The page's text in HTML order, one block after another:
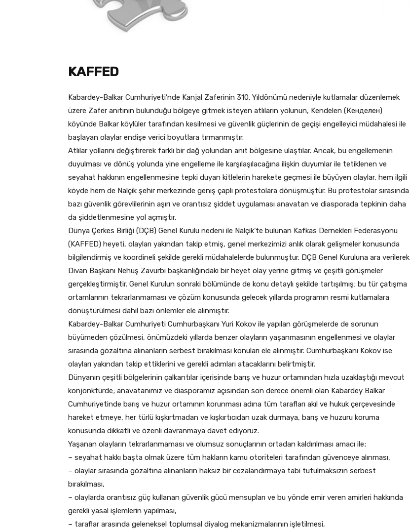
KAFFED
Kabardey-Balkar Cumhuriyeti’nde Kanjal Zaferinin 310. Yıldönümü nedeniyle kutlamalar düzenlemek
üzere Zafer anıtının bulunduğu bölgeye gitmek isteyen atlıların yolunun, Kendelen (Кенделен)
köyünde Balkar köylüler tarafından kesilmesi ve güvenlik güçlerinin de geçişi engelleyici müdahalesi ile
başlayan olaylar endişe verici boyutlara tırmanmıştır.
Atlılar yollarını değiştirerek farklı bir dağ yolundan anıt bölgesine ulaştılar. Ancak, bu engellemenin
duyulması ve dönüş yolunda yine engelleme ile karşılaşılacağına ilişkin duyumlar ile tetiklenen ve
seyahat hakkının engellenmesine tepki duyan kitlelerin harekete geçmesi ile büyüyen olaylar, hem ilgili
köyde hem de Nalçik şehir merkezinde geniş çaplı protestolara dönüşmüştür. Bu protestolar sırasında
bazı güvenlik görevlilerinin aşırı ve orantısız şiddet uygulaması anavatan ve diasporada tepkinin daha
da şiddetlenmesine yol açmıştır.
Dünya Çerkes Birliği (DÇB) Genel Kurulu nedeni ile Nalçik’te bulunan Kafkas Dernekleri Federasyonu
(KAFFED) heyeti, olayları yakından takip etmiş, genel merkezimizi anlık olarak gelişmeler konusunda
bilgilendirmiş ve koordineli şekilde gerekli müdahalelerde bulunmuştur. DÇB Genel Kuruluna ara verilerek
Divan Başkanı Nehuş Zavurbi başkanlığındaki bir heyet olay yerine gitmiş ve çeşitli görüşmeler
gerçekleştirmiştir. Genel Kurulun sonraki bölümünde de konu detaylı şekilde tartışılmış; bu tür çatışma
ortamlarının tekrarlanmaması ve çözüm konusunda gelecek yıllarda programın resmi kutlamalara
dönüştürülmesi dahil bazı önlemler ele alınmıştır.
Kabardey-Balkar Cumhuriyeti Cumhurbaşkanı Yuri Kokov ile yapılan görüşmelerde de sorunun
büyümeden çözülmesi, önümüzdeki yıllarda benzer olayların yaşanmasının engellenmesi ve olaylar
sırasında gözaltına alınanların serbest bırakılması konuları ele alınmıştır. Cumhurbaşkanı Kokov ise
olayları yakından takip ettiklerini ve gerekli adımları atacaklarını belirtmiştir.
Dünyanın çeşitli bölgelerinin çalkantılar içerisinde barış ve huzur ortamından hızla uzaklaştığı mevcut
konjonktürde; anavatanımız ve diasporamız açısından son derece önemli olan Kabardey Balkar
Cumhuriyetinde barış ve huzur ortamının korunması adına tüm tarafları akıl ve hukuk çerçevesinde
hareket etmeye, her türlü kışkırtmadan ve kışkırtıcıdan uzak durmaya, barış ve huzuru koruma
konusunda dikkatli ve özenli davranmaya davet ediyoruz.
Yaşanan olayların tekrarlanmaması ve olumsuz sonuçlarının ortadan kaldırılması amacı ile;
– seyahat hakkı başta olmak üzere tüm hakların kamu otoriteleri tarafından güvenceye alınması,
– olaylar sırasında gözaltına alınanların haksız bir cezalandırmaya tabi tutulmaksızın serbest
bırakılması,
– olaylarda orantısız güç kullanan güvenlik gücü mensupları ve bu yönde emir veren amirleri hakkında
gerekli yasal işlemlerin yapılması,
– taraflar arasında geleneksel toplumsal diyalog mekanizmalarının işletilmesi,